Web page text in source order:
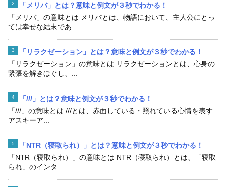
「メリバ」とは？意味と例文が３秒でわかる！
「メリバ」の意味とは メリバとは、物語において、主人公にとっ
ては幸せな結末であ...
「リラクゼーション」とは？意味と例文が３秒でわかる！
「リラクゼーション」の意味とは リラクゼーションとは、心身の
緊張を解きほぐし、...
「///」とは？意味と例文が３秒でわかる！
「///」の意味とは ///とは、赤面している・照れている心情を表す
アスキーア...
「NTR（寝取られ）」とは？意味と例文が３秒でわかる！
「NTR（寝取られ）」の意味とは NTR（寝取られ）とは、「寝取
られ」のインタ...